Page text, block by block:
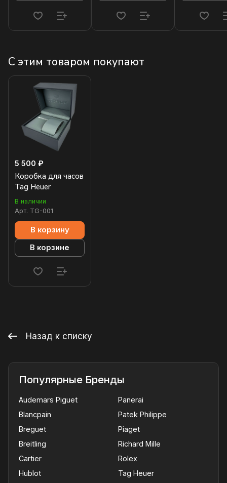
С этим товаром покупают
5 500 ₽
Коробка для часов
Tag Heuer
В наличии
Арт. TG-001
В корзину
В корзине
Назад к списку
Популярные Бренды
Audemars Piguet
Blancpain
Breguet
Breitling
Cartier
Hublot
Panerai
Patek Philippe
Piaget
Richard Mille
Rolex
Tag Heuer